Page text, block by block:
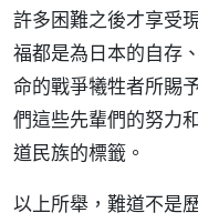
許多困難之後才享受
福都是為日本的自存
命的戰爭犧牲者所賜
們這些先輩們的努力
道民族的標籤。
以上所舉，難道不是